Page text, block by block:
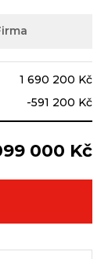
1 690 200 Kč
-591 200 Kč
000 Kč